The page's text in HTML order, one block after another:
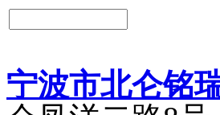
宁波市北仑铭